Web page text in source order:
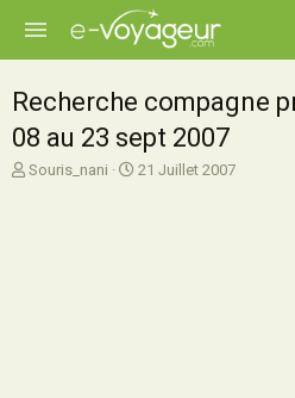
Recherche compagne
08 au 23 sept 2007
A
Souris_nani
D
21 Juillet 2007